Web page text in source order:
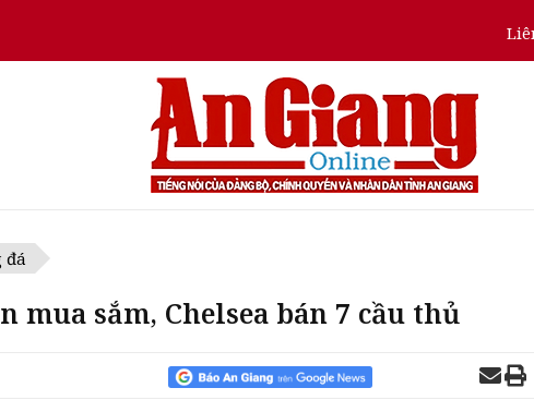
đá
mua sắm, Chelsea bán 7 cầu thủ